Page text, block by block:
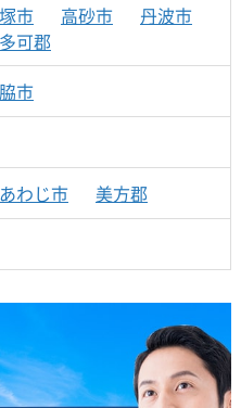
市 高砂市
丹波市
多可郡
市
わじ市
美方郡